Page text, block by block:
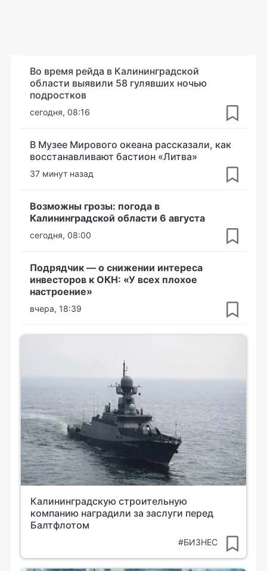
Во время рейда в Калининградской
области выявили 58 гулявших ночью
подростков
сегодня, 08:16
В Музее Мирового океана рассказали, как
восстанавливают бастион «Литва»
37 минут назад
Возможны грозы: погода в
Калининградской области 6 августа
сегодня, 08:00
Подрядчик — о снижении интереса
инвесторов к ОКН: «У всех плохое
настроение»
вчера, 18:39
Калининградскую строительную
компанию наградили за заслуги перед
Балтфлотом
#БИЗНЕС